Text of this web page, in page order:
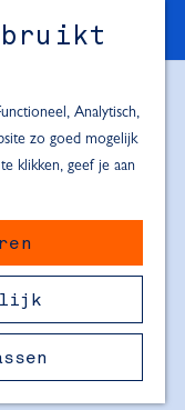
Analytisch,
zo goed mogelijk
klikken, geef je aan